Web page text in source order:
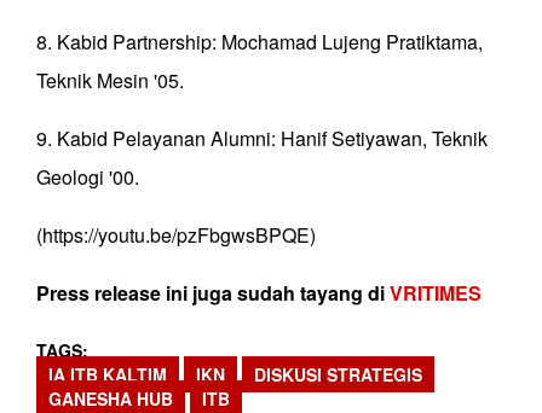
8. Kabid Partnership: Mochamad Lujeng Pratiktama,
Teknik Mesin '05.
9. Kabid Pelayanan Alumni: Hanif Setiyawan, Teknik
Geologi '00.
(https://youtu.be/pzFbgwsBPQE)
Press release ini juga sudah tayang diVRITIMES
TAGS
IA ITB KALTIM
IKN
DISKUSI STRATEGIS
GANESHA HUB
ITB